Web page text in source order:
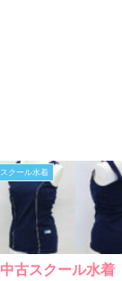
スクール水着
中古スクール水着